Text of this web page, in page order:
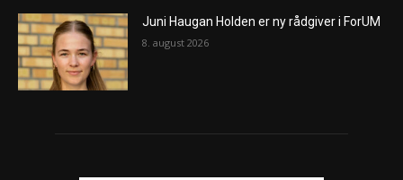
Juni Haugan Holden er ny rådgiver i ForUM
8. august 2026